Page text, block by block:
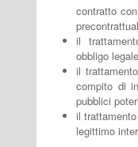
contratto
il
obbligo
il
compito di
pubblici
il
legittimo